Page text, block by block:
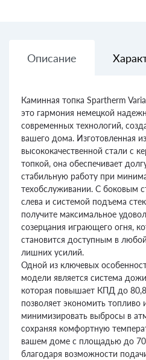
Описание
Каминная топка Spartherm
это гармония немецкой
современных технологий,
вашего дома. Изготовленная из
высококачественной стали с
топкой, она обеспечивает
стабильную работу при
техобслуживании. С боковым
слева и системой подъема
получите максимальное
созерцания играющего огня,
становится доступным в
лишних усилий.
Одной из ключевых
модели является система
которая повышает КПД до
позволяет экономить топливо
минимизировать выбросы в
сохраняя комфортную
вашем доме с площадью до
благодаря возможности